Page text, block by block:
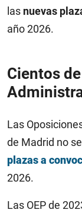
las nuevas
año 2026.
Cientos
Las
de Madrid no
plazas a
2026.
Las OEP de